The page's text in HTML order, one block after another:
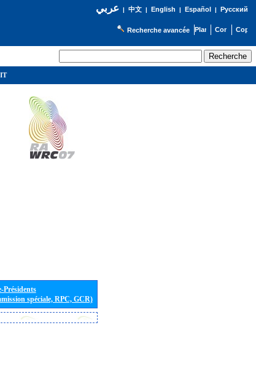
عربي| 中文| English | Español | Русский
Recherche avancée
Présidents
spéciale, RPC, GCR)